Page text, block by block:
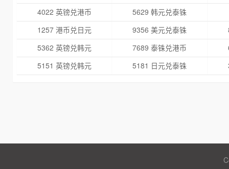
4022 英镑兑港币
5629 韩元兑泰铢
1257 港币兑日元
9356 美元兑泰铢
5362 英镑兑韩元
7689 泰铢兑港币
5151 英镑兑韩元
5181 日元兑泰铢